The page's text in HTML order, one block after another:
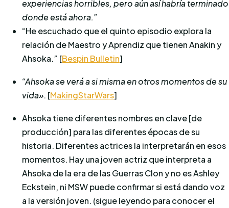
experiencias horribles, pero aún así habría terminado
donde está ahora.”
“He escuchado que el quinto episodio explora la
relación de Maestro y Aprendiz que tienen Anakin y
Ahsoka.” [Bespin Bulletin]
“Ahsoka se verá a si misma en otros momentos de su
vida». [MakingStarWars]
Ahsoka tiene diferentes nombres en clave [de
producción] para las diferentes épocas de su
historia. Diferentes actrices la interpretarán en esos
momentos. Hay una joven actriz que interpreta a
Ahsoka de la era de las Guerras Clon y no es Ashley
Eckstein, ni MSW puede confirmar si está dando voz
a la versión joven. (sigue leyendo para conocer el